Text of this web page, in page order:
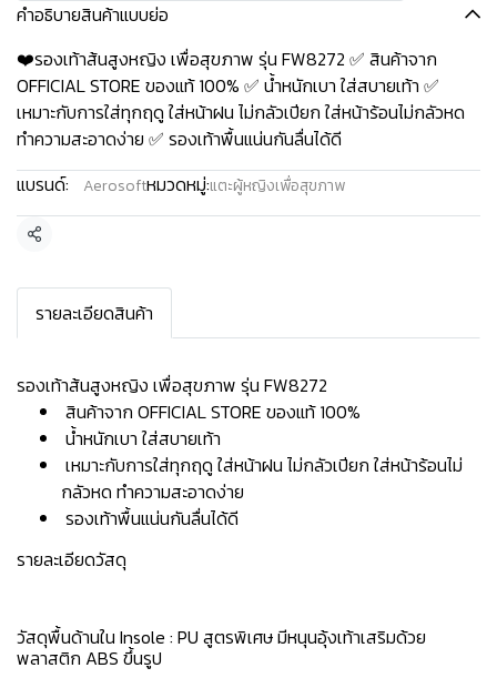
คำอธิบายสินค้าแบบย่อ
❤️รองเท้าส้นสูงหญิง เพื่อสุขภาพ รุ่น FW8272 ✅ สินค้าจาก
OFFICIAL STORE ของแท้ 100% ✅ น้ำหนักเบา ใส่สบายเท้า ✅
เหมาะกับการใส่ทุกฤดู ใส่หน้าฝน ไม่กลัวเปียก ใส่หน้าร้อนไม่กลัวหด
ทำความสะอาดง่าย ✅ รองเท้าพื้นแน่นกันลื่นได้ดี
แบรนด์:
Aerosoftหมวดหมู่:แตะผู้หญิงเพื่อสุขภาพ
แชร์
รายละเอียดสินค้า
รองเท้าส้นสูงหญิง เพื่อสุขภาพ รุ่น FW8272
สินค้าจาก OFFICIAL STORE ของแท้ 100%
น้ำหนักเบา ใส่สบายเท้า
เหมาะกับการใส่ทุกฤดู ใส่หน้าฝน ไม่กลัวเปียก ใส่หน้าร้อนไม่
กลัวหด ทำความสะอาดง่าย
รองเท้าพื้นแน่นกันลื่นได้ดี
รายละเอียดวัสดุ
วัสดุพื้นด้านใน Insole : PU สูตรพิเศษ มีหนุนอุ้งเท้าเสริมด้วย
พลาสติก ABS ขึ้นรูป